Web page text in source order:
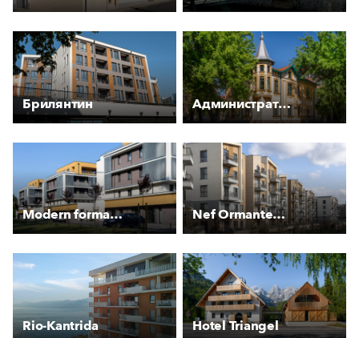
Брилянтин Административна сграда на “Топливо“ АД
Modern forma és különleges szín Nef Ormantepe Çekmeköy
Rio-Kantrida Hotel Triangel